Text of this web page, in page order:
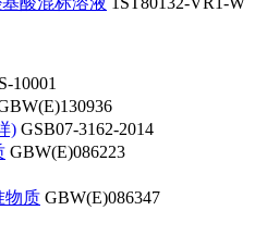
10001
) GSB07-3162-2014
GBW(E)086223
物质 GBW(E)086347